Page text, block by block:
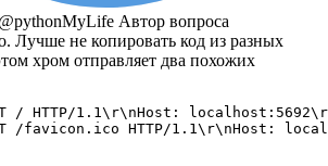
@pythonMyLife Автор вопроса
Лучше не копировать код из разных
хром отправляет два похожих
/ HTTP/1.1\r\nHost:
/favicon.ico HTTP/1.1\r\nHost: